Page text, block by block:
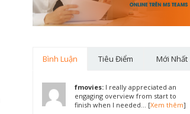
Bình Luận Tiêu Điểm Mới Nhất
fmovies: I really appreciated an
engaging overview from start to
finish when I needed... [Xem thêm]